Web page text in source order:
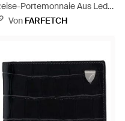
Portemonnaie Aus Leder
Von FARFETCH